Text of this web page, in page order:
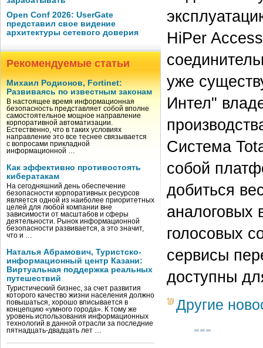
Open Conf 2026: UserGate
представил свое видение
архитектуры сетевого доверия
Рекомендуемые статьи
Михаил Родионов, Fortinet:
Развиваясь по известным законам
В настоящее время информационная
безопасность представляет собой вполне
самостоятельное мощное направление
корпоративной автоматизации.
Естественно, что в таких условиях
направление это все теснее связывается
с вопросами прикладной
информационной …
Как эффективно противостоять
кибератакам
На сегодняшний день обеспечение
безопасности корпоративных ресурсов
является одной из наиболее приоритетных
целей для любой компании вне
зависимости от масштабов и сферы
деятельности. Рынок информационной
безопасности развивается, а это значит,
что и …
Наталья Абрамович, Туристско-
информационный центр Казани:
Виртуальная поддержка реальных
путешествий
Туристический бизнес, за счет развития
которого качество жизни населения должно
повышаться, хорошо вписывается в
концепцию «умного города». К тому же
уровень использования информационных
технологий в данной отрасли за последние
пятнадцать-двадцать лет …
HiPer
уже
Интел"
Система
собой
добиться
аналоговых
голосовых
сервисы
доступны
Другие